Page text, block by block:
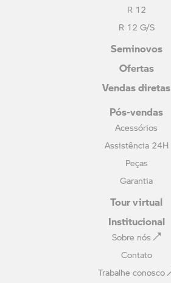
R 12
R 12 G/S
Seminovos
Ofertas
Vendas diretas
Pós-vendas
Acessórios
Assistência 24H
Peças
Garantia
Tour virtual
Institucional
Sobre nós
Contato
Trabalhe conosco